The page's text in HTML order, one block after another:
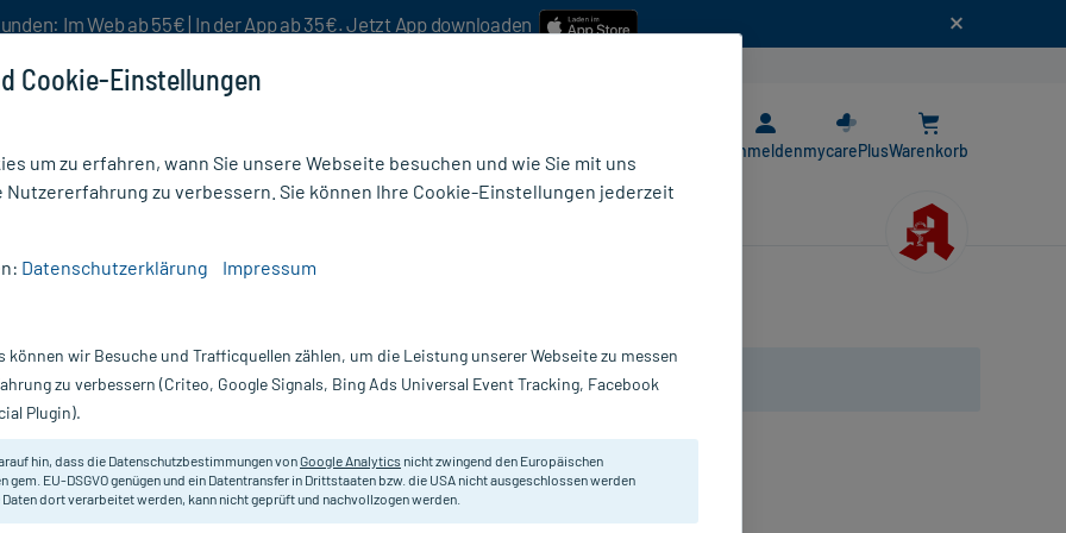
Im Web ab 55€ | In der App ab 35€. Jetzt App downloaden
AnmeldenmycarePlusWarenkorb
Nur für kurze Zeit:Gratis-Versand* ab 19€ Mindestbestellwert!
125 ml Lösung zum Einbringen in das Hundeohr.
Darreichung:
Flüssigkeit
Cookie-Einstellungen
um zu erfahren, wann Sie unsere Webseite besuchen und wie Sie mit uns
Nutzererfahrung zu verbessern. Sie können Ihre Cookie-Einstellungen jederzeit
Datenschutzerklärung Impressum
können wir Besuche und Trafficquellen zählen, um die Leistung unserer Webseite zu messen
zu verbessern (Criteo, Google Signals, Bing Ads Universal Event Tracking, Facebook
Plugin).
hin, dass die Datenschutzbestimmungen vonGoogle Analytics nicht zwingend den Europäischen
gem. EU-DSGVO genügen und ein Datentransfer in Drittstaaten bzw. die USA nicht ausgeschlossen werden
Daten dort verarbeitet werden, kann nicht geprüft und nachvollzogen werden.